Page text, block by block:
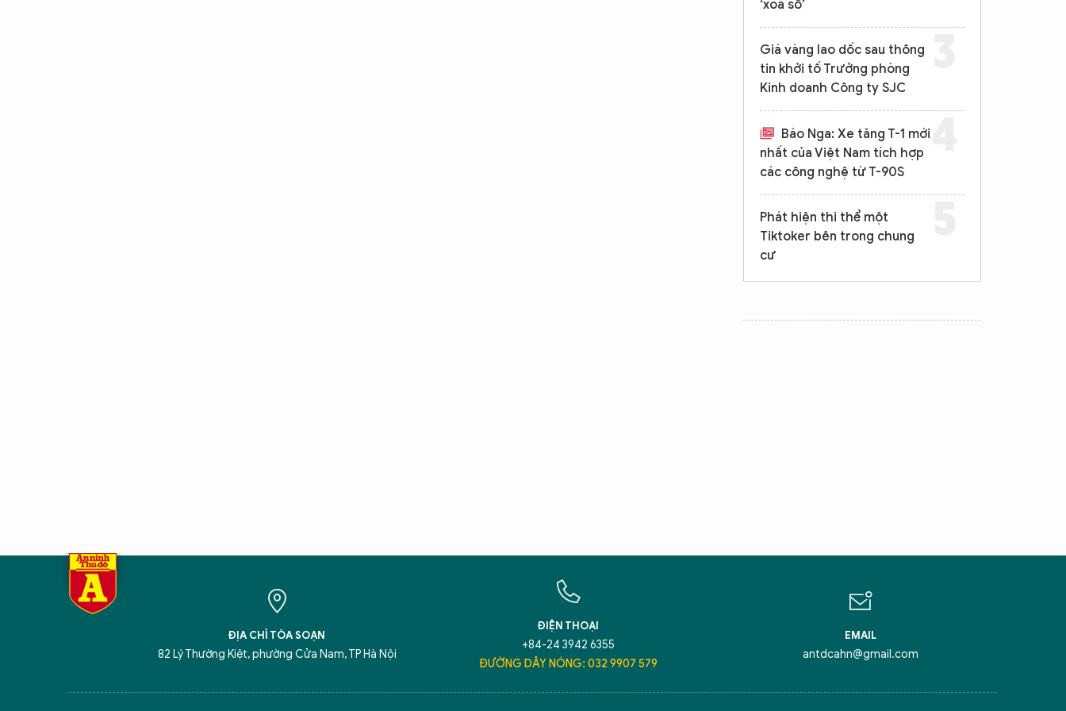
‘xóa sổ’
Giá vàng lao dốc sau thông
tin khởi tố Trưởng phòng
Kinh doanh Công ty SJC
Báo Nga: Xe tăng T-1 mới
nhất của Việt Nam tích hợp
các công nghệ từ T-90S
Phát hiện thi thể một
Tiktoker bên trong chung
cư
ĐỊA CHỈ TÒA SOẠN
82 Lý Thường Kiệt, phường Cửa Nam, TP Hà Nội
ĐIỆN THOẠI
+84-24 3942 6355
ĐƯỜNG DÂY NÓNG: 032 9907 579
EMAIL
antdcahn@gmail.com
5 điểm nghẽn của Hà Nội giải pháp xử lý điểm nghẽn của Thủ đô